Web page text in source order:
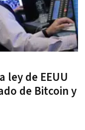
ley de EEUU
de Bitcoin y